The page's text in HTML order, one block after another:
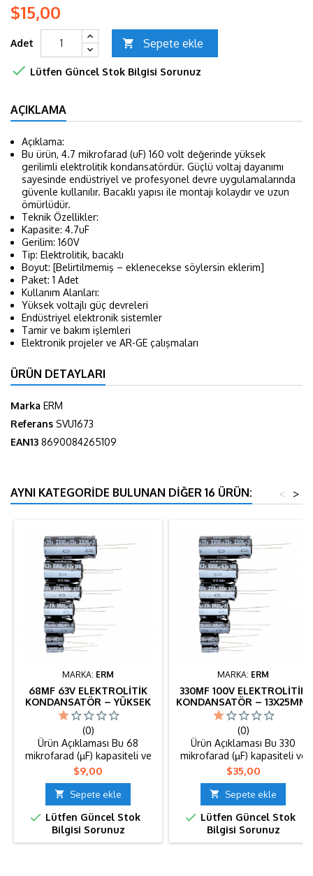
$15,00
Adet  Sepete ekle
 Lütfen Güncel Stok Bilgisi Sorunuz
AÇIKLAMA
Açıklama:
Bu ürün, 4.7 mikrofarad (uF) 160 volt değerinde yüksek
gerilimli elektrolitik kondansatördür. Güçlü voltaj dayanımı
sayesinde endüstriyel ve profesyonel devre uygulamalarında
güvenle kullanılır. Bacaklı yapısı ile montajı kolaydır ve uzun
ömürlüdür.
Teknik Özellikler:
Kapasite: 4.7uF
Gerilim: 160V
Tip: Elektrolitik, bacaklı
Boyut: [Belirtilmemiş – eklenecekse söylersin eklerim]
Paket: 1 Adet
Kullanım Alanları:
Yüksek voltajlı güç devreleri
Endüstriyel elektronik sistemler
Tamir ve bakım işlemleri
Elektronik projeler ve AR-GE çalışmaları
ÜRÜN DETAYLARI
Marka ERM
Referans SVU1673
EAN13 8690084265109
AYNI KATEGORIDE BULUNAN DIĞER 16 ÜRÜN: >
<
MARKA: ERM
68ΜF 63V ELEKTROLITIK
KONDANSATÖR – YÜKSEK
GERILIMLI ALÜMINYUM
KAPASITÖR (100 ADET)
(0)
Ürün Açıklaması Bu 68
mikrofarad (µF) kapasiteli ve
63 Volt çalışma gerilimine
sahip elektrolitik kondansatör,
elektronik devrelerinizde
yüksek performans ve
güvenilirlik sağlar. Yüksek
gerilim toleransı sayesinde
güç kaynakları,
Fiyat
$9,00
 Sepete ekle
 Lütfen Güncel Stok
Bilgisi Sorunuz
MARKA: ERM
330ΜF 100V ELEKTROLITIK
KONDANSATÖR – 13X25MM,
ALÜMINYUM, RADIAL TIP
(100 ADET)
(0)
Ürün Açıklaması Bu 330
mikrofarad (µF) kapasiteli ve
100 Volt çalışma gerilimine
sahip alüminyum elektrolitik
kondansatör, 13x25mm
boyutlarındaki radial tip
tasarımıyla baskı devre
kartlarına (PCB) kolay montaj
sağlar. 105°C çalışma
Fiyat
$35,00
 Sepete ekle
 Lütfen Güncel Stok
Bilgisi Sorunuz